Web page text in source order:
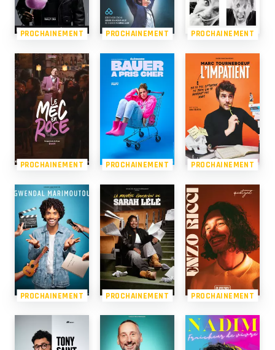
PROCHAINEMENT PROCHAINEMENT PROCHAINEMENT
PROCHAINEMENT PROCHAINEMENT PROCHAINEMENT
PROCHAINEMENT PROCHAINEMENT PROCHAINEMENT